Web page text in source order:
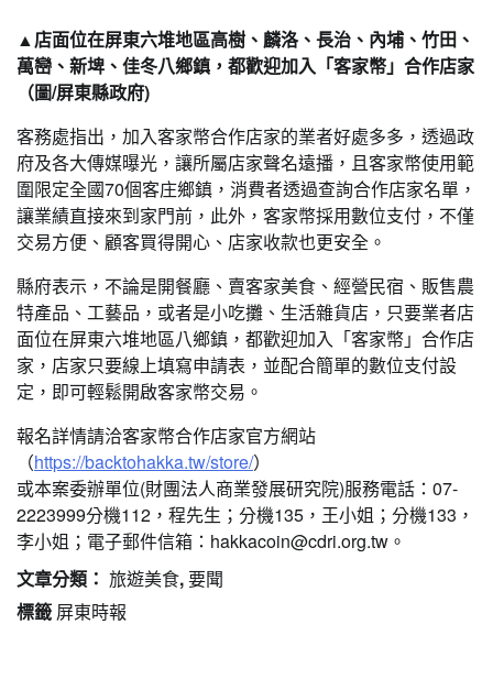
▲店面位在屏東六堆地區高樹、麟洛、長治、內埔、竹田、
萬巒、新埤、佳冬八鄉鎮，都歡迎加入「客家幣」合作店家
（圖/屏東縣政府)
客務處指出，加入客家幣合作店家的業者好處多多，透過政
府及各大傳媒曝光，讓所屬店家聲名遠播，且客家幣使用範
圍限定全國70個客庄鄉鎮，消費者透過查詢合作店家名單，
讓業績直接來到家門前，此外，客家幣採用數位支付，不僅
交易方便、顧客買得開心、店家收款也更安全。
縣府表示，不論是開餐廳、賣客家美食、經營民宿、販售農
特產品、工藝品，或者是小吃攤、生活雜貨店，只要業者店
面位在屏東六堆地區八鄉鎮，都歡迎加入「客家幣」合作店
家，店家只要線上填寫申請表，並配合簡單的數位支付設
定，即可輕鬆開啟客家幣交易。
報名詳情請洽客家幣合作店家官方網站
（https://backtohakka.tw/store/）
或本案委辦單位(財團法人商業發展研究院)服務電話：07-
2223999分機112，程先生；分機135，王小姐；分機133，
李小姐；電子郵件信箱： hakkacoin@cdri.org.tw 。
文章分類： 旅遊美食,要聞
標籤 屏東時報